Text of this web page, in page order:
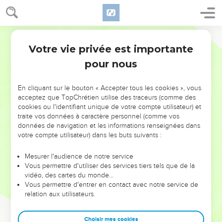
NE MANQUEZ PAS L’ÉVÉNEMENT
DE L’ANNÉE !
ET SI LEURS ERREURS POUVAIENT VOUS ÉVITER LES
VOTRES ?
leur foi ou leur vision. Mais on voit moins les doutes, les erreurs
et les saisons difficiles qu'ils ont traversés, alors même que ce
sont elles qui les ont façonnés.
Dans cette conférence, leaders, entrepreneurs, et responsables
clés pour avancer avec plus de sagesse afin que leurs erreurs
Votre vie privée est importante
pour nous
En cliquant sur le bouton « Accepter tous les cookies », vous
acceptez que TopChrétien utilise des traceurs (comme des
cookies ou l'identifiant unique de votre compte utilisateur) et
traite vos données à caractère personnel (comme vos
données de navigation et les informations renseignées dans
votre compte utilisateur) dans les buts suivants :
Mesurer l'audience de notre service
Vous permettre d'utiliser des services tiers tels que de la
vidéo, des cartes du monde…
Vous permettre d'entrer en contact avec notre service de
relation aux utilisateurs.
Choisir mes cookies